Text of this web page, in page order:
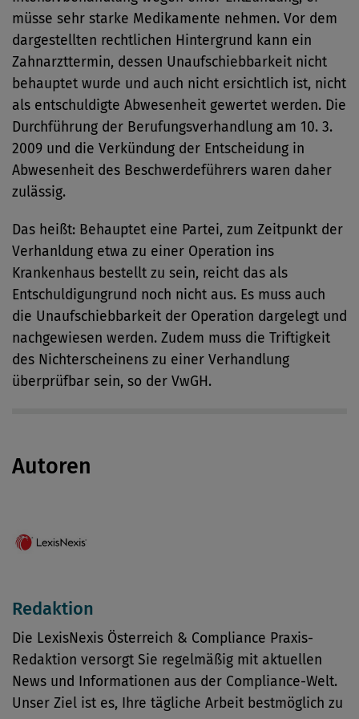
müsse sehr starke Medikamente nehmen. Vor dem
dargestellten rechtlichen Hintergrund kann ein
Zahnarzttermin, dessen Unaufschiebbarkeit nicht
behauptet wurde und auch nicht ersichtlich ist, nicht
als entschuldigte Abwesenheit gewertet werden. Die
Durchführung der Berufungsverhandlung am 10. 3.
2009 und die Verkündung der Entscheidung in
Abwesenheit des Beschwerdeführers waren daher
zulässig.
Das heißt: Behauptet eine Partei, zum Zeitpunkt der
Verhanldung etwa zu einer Operation ins
Krankenhaus bestellt zu sein, reicht das als
Entschuldigungrund noch nicht aus. Es muss auch
die Unaufschiebbarkeit der Operation dargelegt und
nachgewiesen werden. Zudem muss die Triftigkeit
des Nichterscheinens zu einer Verhandlung
überprüfbar sein, so der VwGH.
Autoren
Redaktion
Die LexisNexis Österreich & Compliance Praxis-
Redaktion versorgt Sie regelmäßig mit aktuellen
News und Informationen aus der Compliance-Welt.
Unser Ziel ist es, Ihre tägliche Arbeit bestmöglich zu